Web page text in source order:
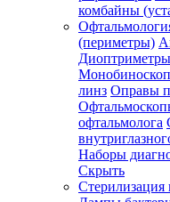
комбайны
(периметры)
линз Оправы
офтальмолога
Наборы
Скрыть
Стерилизация